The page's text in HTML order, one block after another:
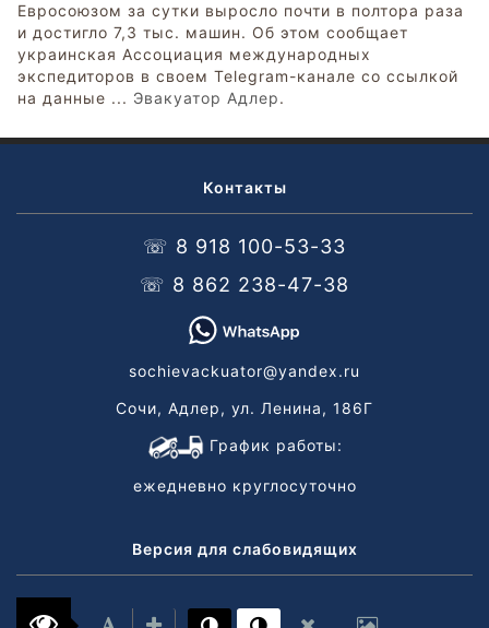
Евросоюзом за сутки выросло почти в полтора раза
и достигло 7,3 тыс. машин. Об этом сообщает
украинская Ассоциация международных
экспедиторов в своем Telegram-канале со ссылкой
на данные ... Эвакуатор Адлер.
Контакты
☏ 8 918 100-53-33
☏ 8 862 238-47-38
sochievackuator@yandex.ru
Сочи, Адлер, ул. Ленина, 186Г
График работы:
ежедневно круглосуточно
Версия для слабовидящих